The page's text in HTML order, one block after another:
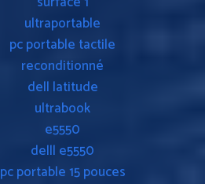
ultraportable
pc portable tactile
reconditionné
dell latitude
ultrabook
e5550
delll e5550
pc portable 15 pouces